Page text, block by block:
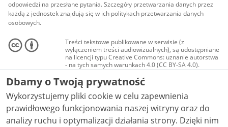
odpowiedzi na przesłane pytania. Szczegóły przetwarzania danych przez
każdą z jednostek znajdują się w ich politykach przetwarzania danych
osobowych.
Treści tekstowe publikowane w serwisie (z
wyłączeniem treści audiowizualnych), są udostępniane
na licencji typu Creative Commons: uznanie autorstwa
- na tych samych warunkach 4.0 (CC BY-SA 4.0).
Materiały audiowizualne, w tym zdjęcia, materiały
audio i wideo, są udostępniane na licencji typu
Creative Commons: uznanie autorstwa użycie
niekomercyjne - bez utworów zależnych 4.0 (CC BY-
NC-ND 4.0), o ile nie jest to stwierdzone inaczej.
Dbamy o Twoją prywatność
Wykorzystujemy pliki cookie w celu zapewnienia
prawidłowego funkcjonowania naszej witryny oraz do
analizy ruchu i optymalizacji działania strony. Dzięki nim